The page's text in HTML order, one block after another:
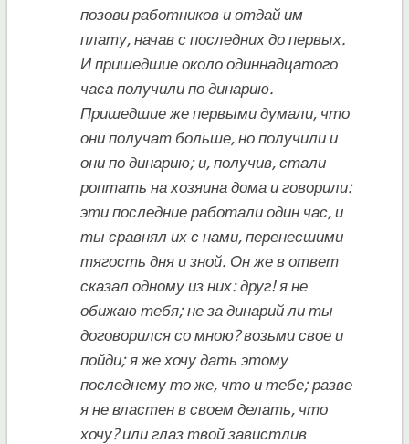
позови работников и отдай им
плату, начав с последних до первых.
И пришедшие около одиннадцатого
часа получили по динарию.
Пришедшие же первыми думали, что
они получат больше, но получили и
они по динарию; и, получив, стали
роптать на хозяина дома и говорили:
эти последние работали один час, и
ты сравнял их с нами, перенесшими
тягость дня и зной. Он же в ответ
сказал одному из них: друг! я не
обижаю тебя; не за динарий ли ты
договорился со мною? возьми свое и
пойди; я же хочу дать этому
последнему то же, что и тебе; разве
я не властен в своем делать, что
хочу? или глаз твой завистлив